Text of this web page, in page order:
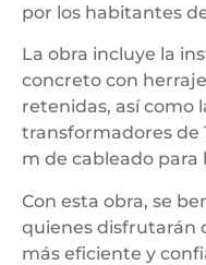
por los habitantes
La obra incluye la
concreto con
retenidas, así como
transformadores de
m de cableado para
Con esta obra, se
quienes disfrutarán
más eficiente y